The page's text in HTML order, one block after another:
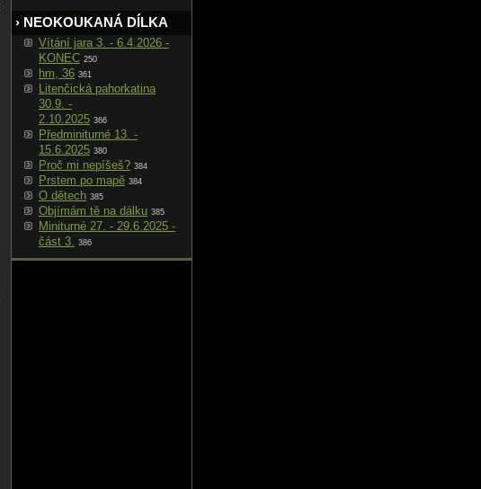
› NEOKOUKANÁ DÍLKA
Vítání jara 3. - 6.4.2026 -
KONEC 250
hm, 36 361
Litenčická pahorkatina
30.9. -
2.10.2025 366
Předminiturné 13. -
15.6.2025 380
Proč mi nepíšeš? 384
Prstem po mapě 384
O dětech 385
Objímám tě na dálku 385
Miniturné 27. - 29.6.2025 -
část 3. 386